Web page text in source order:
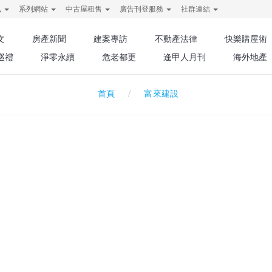
系列網站 中古屋租售 廣告刊登服務 社群連結
房產新聞 建案專訪 不動產法律 快樂購屋術
禮
淨零永續 危老都更 逢甲人月刊 海外地產
首頁 富來建設